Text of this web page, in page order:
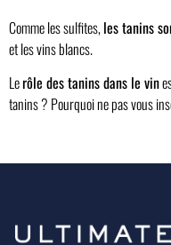
Comme les sulfites,les tanins
et les vins blancs.
Lerôle des tanins dans le vin
tanins ? Pourquoi ne pas vous